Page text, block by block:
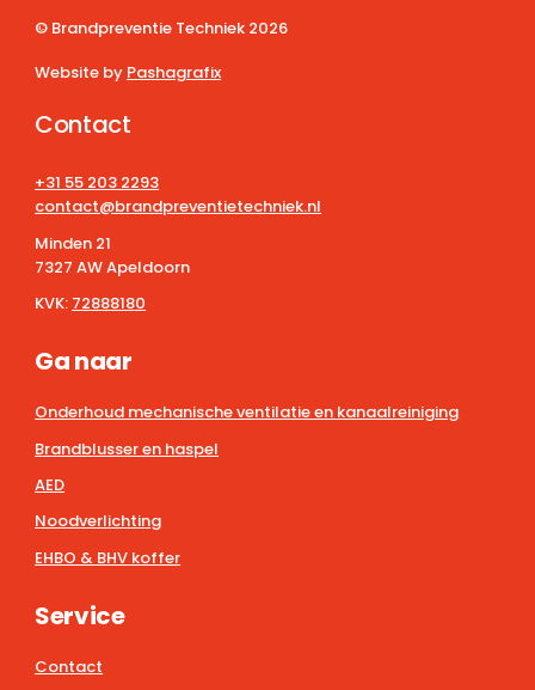
© Brandpreventie Techniek 2026
Website by Pashagrafix
Contact
+31 55 203 2293
contact@brandpreventietechniek.nl
Minden 21
7327 AW Apeldoorn
KVK: 72888180
Ga naar
Onderhoud mechanische ventilatie en kanaalreiniging
Brandblusser en haspel
AED
Noodverlichting
EHBO & BHV koffer
Service
Contact